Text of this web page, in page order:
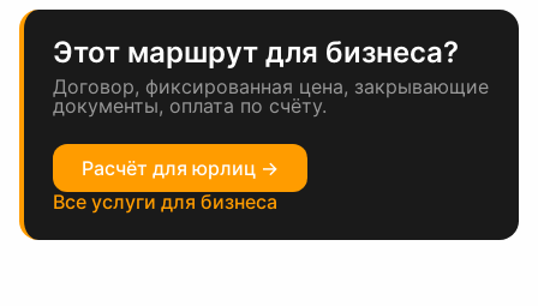
Этот маршрут для бизнеса?
Договор, фиксированная цена, закрывающие
документы, оплата по счёту.
Расчёт для юрлиц →
Все услуги для бизнеса